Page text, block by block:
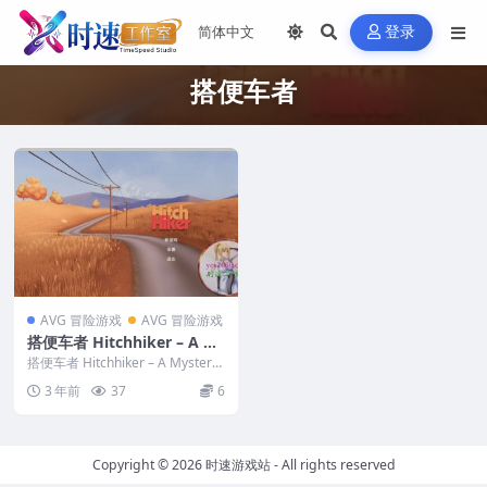
登录
搭便车者
AVG 冒险游戏 AVG 冒险游戏
搭便车者 Hitchhiker – A M
ystery Game 苹果 MAC电
脑游戏 原生中文版
搭便车者 Hitchhiker – A Mystery
3 年前 37 6
Copyright © 2026时速游戏站- All rights reserved